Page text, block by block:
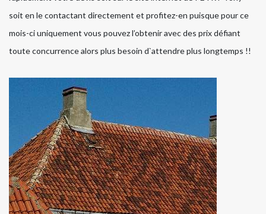
soit en le contactant directement et profitez-en puisque pour ce
mois-ci uniquement vous pouvez l’obtenir avec des prix défiant
toute concurrence alors plus besoin d`attendre plus longtemps !!